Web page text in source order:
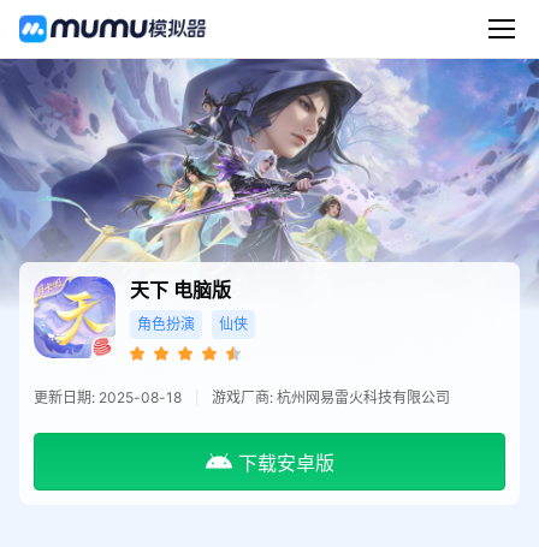
天下 电脑版
角色扮演 仙侠
更新日期: 2025-08-18 游戏厂商: 杭州网易雷火科技有限公司
下载安卓版